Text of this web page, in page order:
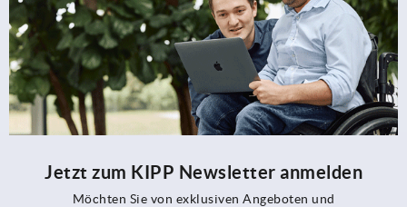
Jetzt zum KIPP Newsletter anmelden
Möchten Sie von exklusiven Angeboten und